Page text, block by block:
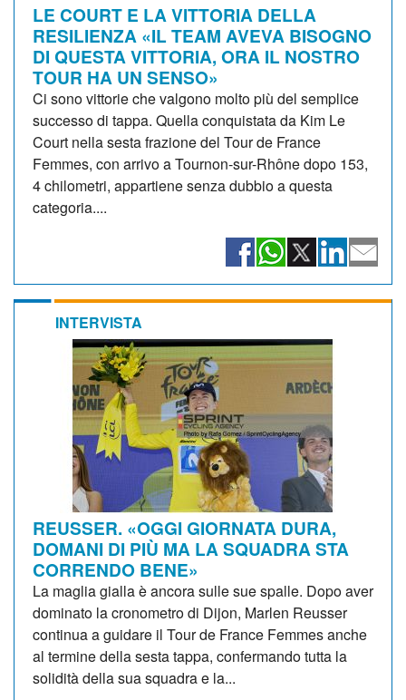
LE COURT E LA VITTORIA DELLA
RESILIENZA «IL TEAM AVEVA BISOGNO
DI QUESTA VITTORIA, ORA IL NOSTRO
TOUR HA UN SENSO»
Ci sono vittorie che valgono molto più del semplice
successo di tappa. Quella conquistata da Kim Le
Court nella sesta frazione del Tour de France
Femmes, con arrivo a Tournon-sur-Rhône dopo 153,
4 chilometri, appartiene senza dubbio a questa
categoria....
INTERVISTA
REUSSER. «OGGI GIORNATA DURA,
DOMANI DI PIÙ MA LA SQUADRA STA
CORRENDO BENE»
La maglia gialla è ancora sulle sue spalle. Dopo aver
dominato la cronometro di Dijon, Marlen Reusser
continua a guidare il Tour de France Femmes anche
al termine della sesta tappa, confermando tutta la
solidità della sua squadra e la...